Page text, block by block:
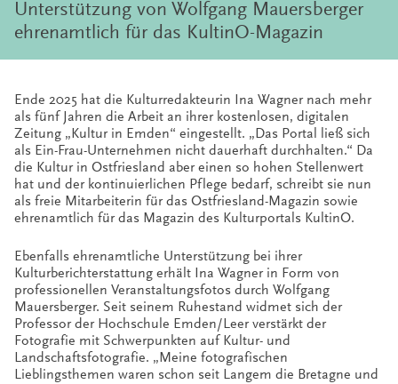
Unterstützung von Wolfgang Mauersberger
ehrenamtlich für das KultinO-Magazin
Ende 2025 hat die Kulturredakteurin Ina Wagner nach mehr
als fünf Jahren die Arbeit an ihrer kostenlosen, digitalen
Zeitung „Kultur in Emden“ eingestellt. „Das Portal ließ sich
als Ein-Frau-Unternehmen nicht dauerhaft durchhalten.“ Da
die Kultur in Ostfriesland aber einen so hohen Stellenwert
hat und der kontinuierlichen Pflege bedarf, schreibt sie nun
als freie Mitarbeiterin für das Ostfriesland-Magazin sowie
ehrenamtlich für das Magazin des Kulturportals KultinO.
Ebenfalls ehrenamtliche Unterstützung bei ihrer
Kulturberichterstattung erhält Ina Wagner in Form von
professionellen Veranstaltungsfotos durch Wolfgang
Mauersberger. Seit seinem Ruhestand widmet sich der
Professor der Hochschule Emden/Leer verstärkt der
Fotografie mit Schwerpunkten auf Kultur- und
Landschaftsfotografie. „Meine fotografischen
Lieblingsthemen waren schon seit Langem die Bretagne und